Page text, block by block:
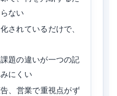
ない
されているだけで、
題の違いが一つの記
にくい
、営業で重視点がず